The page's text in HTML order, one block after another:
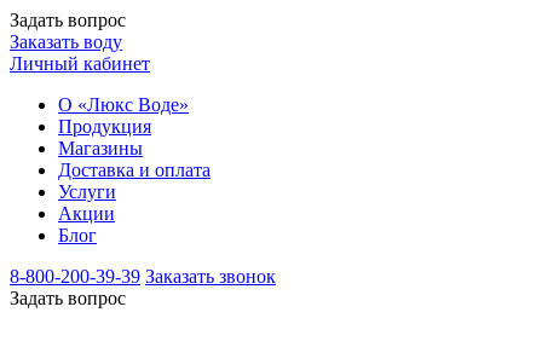
Задать вопрос
Заказать воду
Личный кабинет
О «Люкс Воде»
Продукция
Магазины
Доставка и оплата
Услуги
Акции
Блог
8-800-200-39-39 Заказать звонок
Задать вопрос